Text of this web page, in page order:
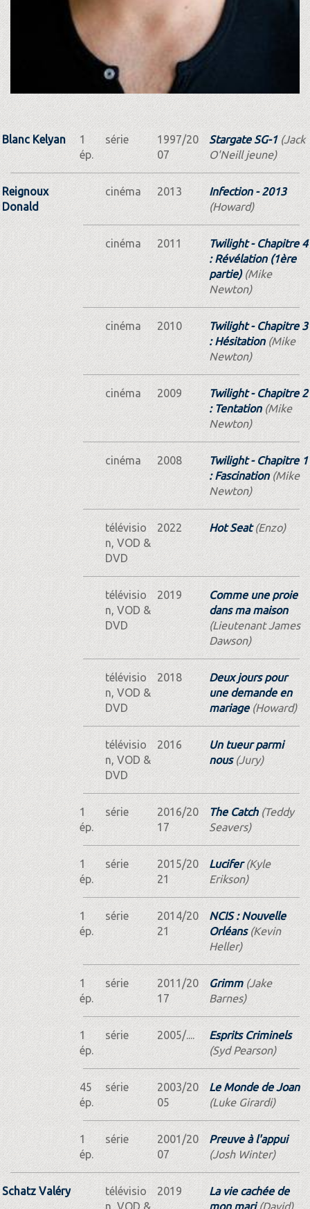
Blanc Kelyan
1
ép.
série
1997/20
07
Stargate SG-1(Jack
O'Neill jeune)
Reignoux
Donald
cinéma 2013
Infection - 2013
(Howard)
cinéma 2011
Twilight - Chapitre 4
: Révélation (1ère
partie)(Mike
Newton)
cinéma 2010
Twilight - Chapitre 3
: Hésitation(Mike
Newton)
cinéma 2009
Twilight - Chapitre 2
: Tentation(Mike
Newton)
cinéma 2008
Twilight - Chapitre 1
: Fascination(Mike
Newton)
télévisio
n, VOD &
DVD
2022 Hot Seat(Enzo)
télévisio
n, VOD &
DVD
2019
Comme une proie
dans ma maison
(Lieutenant James
Dawson)
télévisio
n, VOD &
DVD
2018
Deux jours pour
une demande en
mariage(Howard)
télévisio
n, VOD &
DVD
2016
Un tueur parmi
nous(Jury)
1
ép.
série
2016/20
17
The Catch(Teddy
Seavers)
1
ép.
série
2015/20
21
Lucifer(Kyle
Erikson)
1
ép.
série
2014/20
21
NCIS : Nouvelle
Orléans(Kevin
Heller)
1
ép.
série
2011/20
17
Grimm(Jake
Barnes)
1
ép.
série 2005/....
Esprits Criminels
(Syd Pearson)
45
ép.
série
2003/20
05
Le Monde de Joan
(Luke Girardi)
1
ép.
série
2001/20
07
Preuve à l'appui
(Josh Winter)
Schatz Valéry
télévisio
n, VOD &
2019
La vie cachée de
mon mari(David)